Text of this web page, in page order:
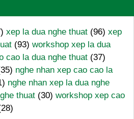
xep la dua nghe thuat (96) xep
(93) workshop xep la dua
cao la dua nghe thuat (37)
nghe nhan xep cao cao la
nghe nhan xep la dua nghe
thuat (30) workshop xep cao